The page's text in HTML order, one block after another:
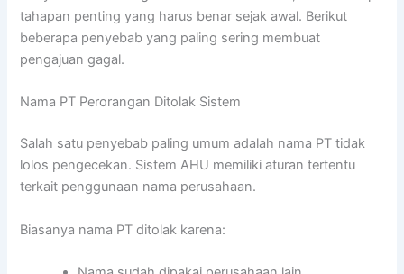
tahapan penting yang harus benar sejak awal. Berikut
beberapa penyebab yang paling sering membuat
pengajuan gagal.
Nama PT Perorangan Ditolak Sistem
Salah satu penyebab paling umum adalah nama PT tidak
lolos pengecekan. Sistem AHU memiliki aturan tertentu
terkait penggunaan nama perusahaan.
Biasanya nama PT ditolak karena: